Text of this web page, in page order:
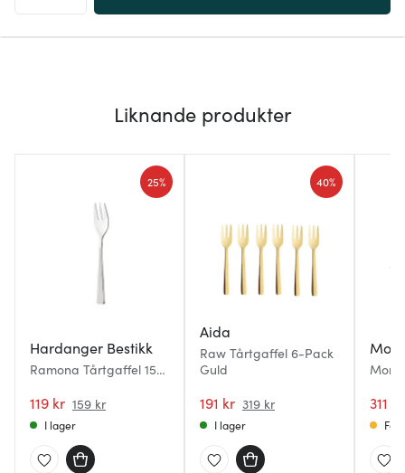
Liknande produkter
Hardanger Bestikk
Ramona Tårtgaffel 15
119 kr 159 kr
25%
I lager
Aida
Raw Tårtgaffel 6-Pack
Guld
191 kr 319 kr
40%
I lager
pack
311 kr
Få